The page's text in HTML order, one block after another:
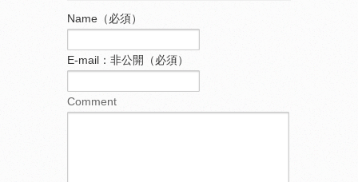
Name（必須）
E-mail：非公開（必須）
Comment